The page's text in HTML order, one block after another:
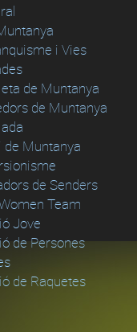
i Vies
de Muntanya
de Muntanya
de Muntanya
de Senders
Team
Jove
de Persones
de Raquetes